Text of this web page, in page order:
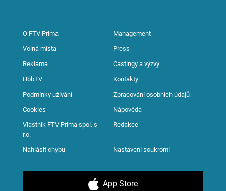
O FTV Prima Management
Volná místa Press
Reklama Castingy a výzvy
HbbTV Kontakty
Podmínky užívání Zpracování osobních údajů
Cookies Nápověda
Vlastník FTV Prima spol. s
r.o.
Redakce
Nahlásit chybu Nastavení soukromí
App Store